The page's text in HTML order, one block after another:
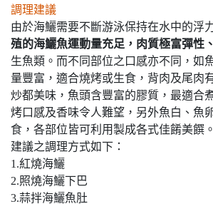
調理建議
由於海鱺需要不斷游泳保持在水中的浮
殖的海鱺魚運動量充足，肉質極富彈性
生魚類。而不同部位之口感亦不同，如
量豐富，適合燒烤或生食，背肉及尾肉
炒都美味，魚頭含豐富的膠質，最適合
烤口感及香味令人難望，另外魚白、魚
食，各部位皆可利用製成各式佳餚美饌。
建議之調理方式如下：
1.紅燒海鱺
2.照燒海鱺下巴
3.蒜拌海鱺魚肚